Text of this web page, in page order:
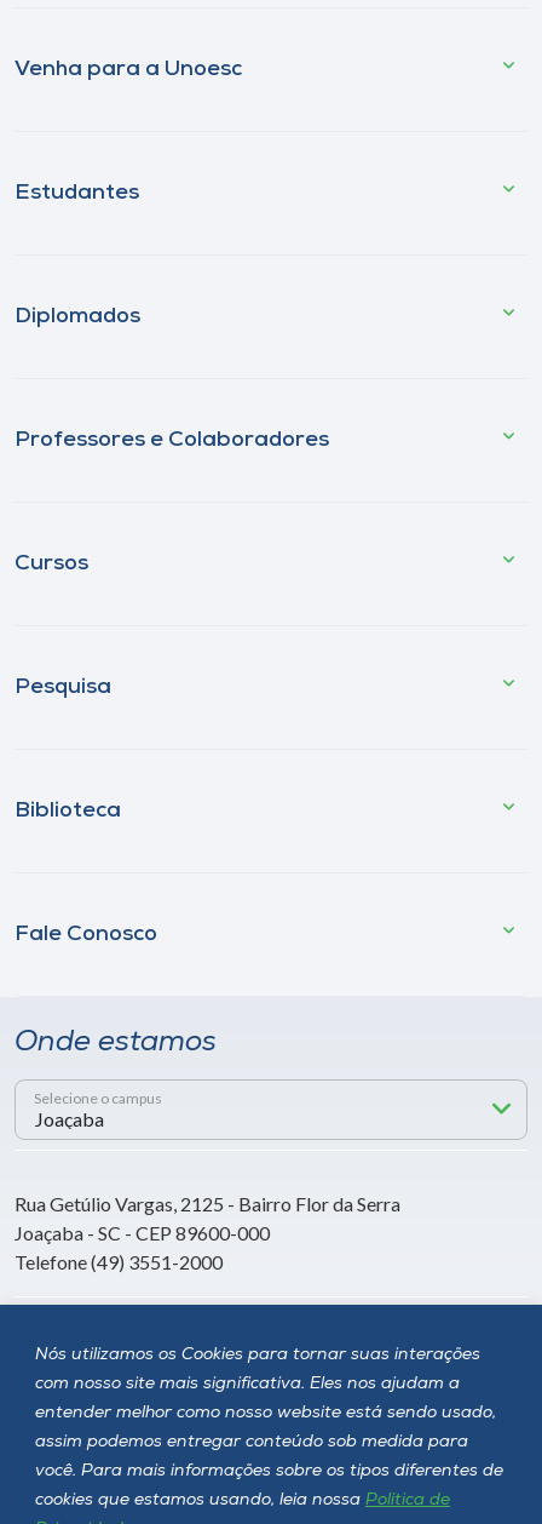
Nós utilizamos os Cookies para tornar suas interações
com nosso site mais significativa. Eles nos ajudam a
entender melhor como nosso website está sendo usado,
assim podemos entregar conteúdo sob medida para
você. Para mais informações sobre os tipos diferentes de
cookies que estamos usando, leia nossa Política de
Venha para a Unoesc
Estudantes
Diplomados
Professores e Colaboradores
Cursos
Pesquisa
Biblioteca
Fale Conosco
Onde estamos
Selecione o campus
Rua Getúlio Vargas, 2125 - Bairro Flor da Serra
Joaçaba - SC - CEP 89600-000
Telefone (49) 3551-2000
Siga a Unoesc